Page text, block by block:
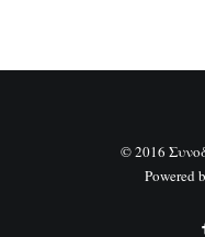
© 2016
Powered